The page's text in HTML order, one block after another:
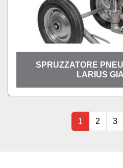
SPRUZZATORE
LARIUS
1 2 3